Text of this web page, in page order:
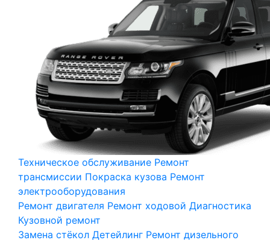
Техническое обслуживание Ремонт
трансмиссии Покраска кузова Ремонт
электрооборудования
Ремонт двигателя Ремонт ходовой Диагностика
Кузовной ремонт
Замена стёкол Детейлинг Ремонт дизельного